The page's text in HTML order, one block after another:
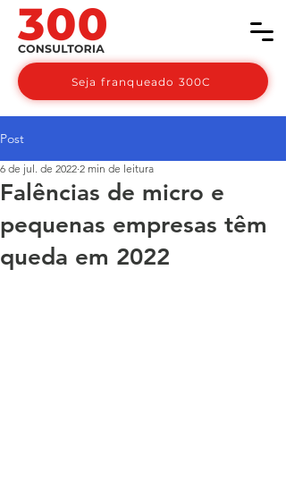
Seja franqueado 300C
Post
Falências de micro e
pequenas empresas têm
queda em 2022
6 de jul. de 2022 2 min de leitura